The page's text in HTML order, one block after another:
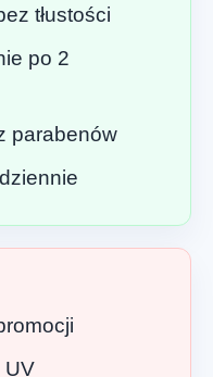
tłustości
po 2
parabenów
UV